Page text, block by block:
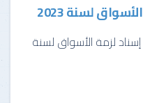
لسنة 2023
لزمة الأسواق لسنة